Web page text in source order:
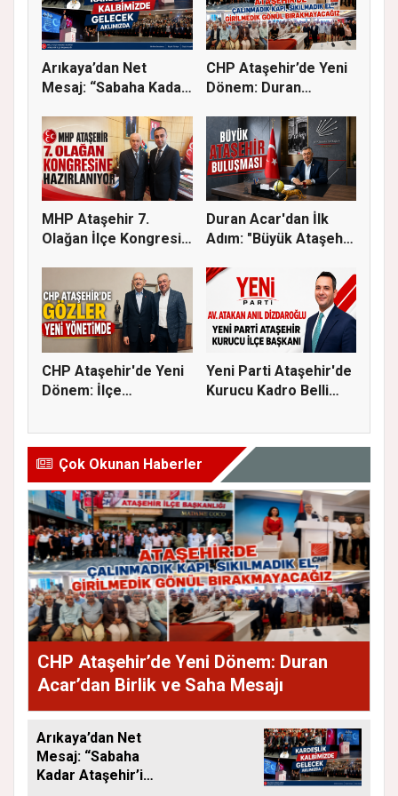
Arıkaya’dan Net
Mesaj: “Sabaha Kadar
CHP Ataşehir’de Yeni
Dönem: Duran
MHP Ataşehir 7.
Olağan İlçe Kongresi
Duran Acar'dan İlk
Adım: "Büyük Ataşehir
CHP Ataşehir'de Yeni
Dönem: İlçe
Yeni Parti Ataşehir'de
Kurucu Kadro Belli
Çok Okunan Haberler
CHP Ataşehir’de Yeni Dönem: Duran
Acar’dan Birlik ve Saha Mesajı
Arıkaya’dan Net
Mesaj: “Sabaha
Kadar Ataşehir’i